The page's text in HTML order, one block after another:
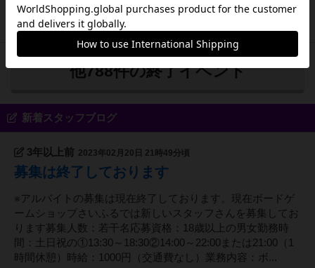
2024/11/16（土）13:00~
他788件の終了イベント
新着スタッフブログ
3年以上前 2023年02月20日 21時49分頃
募集は終了しております
※アルバイトの募集は現在終了しております。現在ボードゲ
ームショップさいふるでは新しいスタッフさんを募集してお
ります募集人数：若干名応募資格：18歳以上の男女勤務時
間：土日祝の①13:30～18:30②14:00～22:00または21:00（1
時間休憩）時給：1000円（交通費なし）業務内容：ボ...